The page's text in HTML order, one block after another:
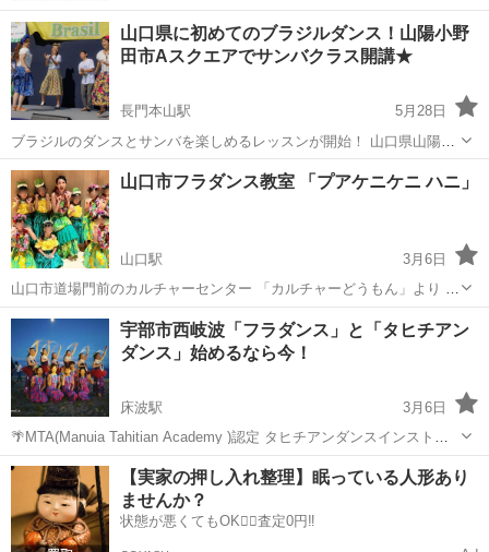
山口県に初めてのブラジルダンス！山陽小野
田市Aスクエアでサンバクラス開講★
長門本山駅
5月28日
ブラジルのダンスとサンバを楽しめるレッスンが開始！ 山口県山陽小
野田市にて開講しました！ サンバのイメージというと、あの派手な衣
装のあの踊り、、、。と思う方も多いと思いますが、ふんわりとした
スカートを履いて踊るサンバ...
山口 山陽小野田市 長門本山駅 その他
山口市フラダンス教室 「プアケニケニ ハニ」
山口駅
3月6日
山口市道場門前のカルチャーセンター 「カルチャーどうもん」より お
知らせ 中四国ハワイアン協会インストラクター Haluです🌺 「きらき
ら☆フラダンス」 1番きらきらして可愛い頃🌟 楽しんで踊る子どもを
ずっとそばで ...
山口 山口市 山口駅 フラダンス
宇部市西岐波「フラダンス」と「タヒチアン
ダンス」始めるなら今！
床波駅
3月6日
🌴MTA(Manuia Tahitian Academy )認定 タヒチアンダンスインストラ
クター そして 🌺中四国ハワイアン協会認定 フラ インストラクターの
HALUです⤴︎︎︎⤴︎︎ 宇部市床波6丁目5-23 ...
山口 宇部市 床波駅 タヒチアンダンス
【実家の押し入れ整理】眠っている人形あり
ませんか？
状態が悪くてもOK🙆‍♀️査定0円‼️